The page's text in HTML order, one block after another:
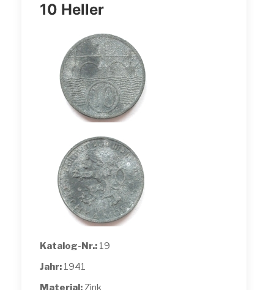
10 Heller
Katalog-Nr.: 19
Jahr: 1941
Material: Zink